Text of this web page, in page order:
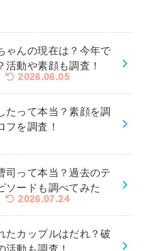
ゃんの現在は？今年で
活動や素顔も調査！
2026.06.05
たって本当？素顔を調
フを調査！
司って本当？過去のテ
ソードも調べてみた
2026.07.24
たカップルはだれ？破
活動も調査！